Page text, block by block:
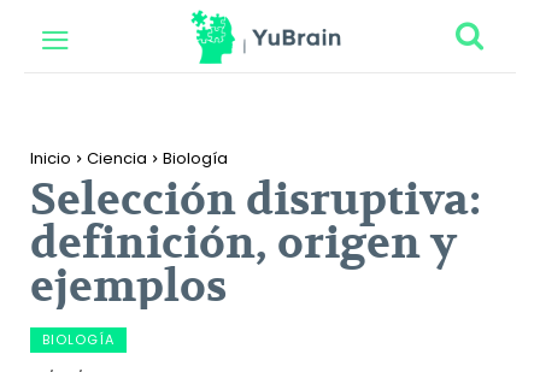
Inicio Ciencia Biología
Selección disruptiva:
definición, origen y
ejemplos
BIOLOGÍA